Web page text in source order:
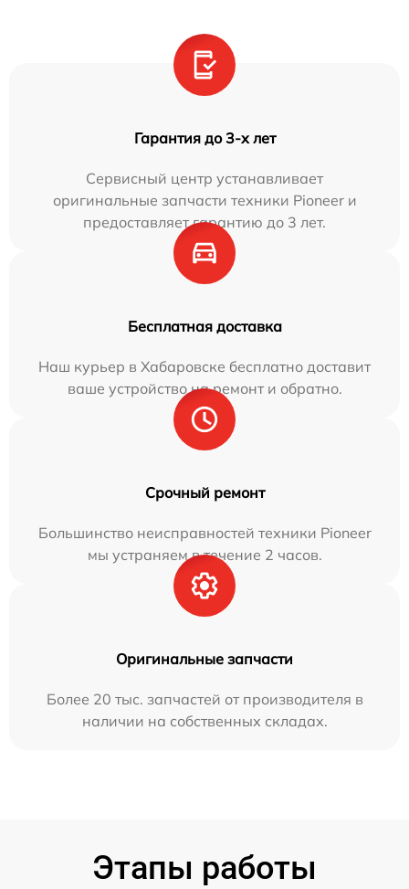
Гарантия до 3-х лет
Сервисный центр устанавливает
оригинальные запчасти техники Pioneer и
предоставляет гарантию до 3 лет.
Бесплатная доставка
Наш курьер в Хабаровске бесплатно доставит
ваше устройство на ремонт и обратно.
Срочный ремонт
Большинство неисправностей техники Pioneer
мы устраняем в течение 2 часов.
Оригинальные запчасти
Более 20 тыс. запчастей от производителя в
наличии на собственных складах.
Этапы работы